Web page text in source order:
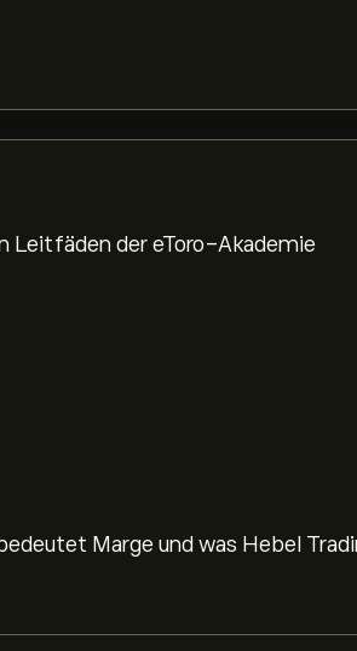
Leitfäden der eToro-Akademie
Marge und was Hebel